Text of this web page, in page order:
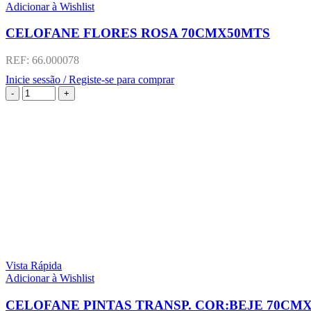
Adicionar à Wishlist
CELOFANE FLORES ROSA 70CMX50MTS
REF: 66.000078
Inicie sessão / Registe-se para comprar
Vista Rápida
Adicionar à Wishlist
CELOFANE PINTAS TRANSP. COR:BEJE